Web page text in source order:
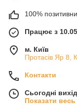
100%
Працює з
м. Київ
Протасів Яр 8,
Контакти
Сьогодні
Показати